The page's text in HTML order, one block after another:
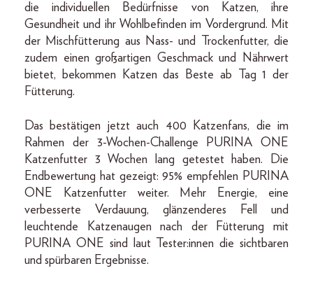
die individuellen Bedürfnisse von Katzen, ihre
Gesundheit und ihr Wohlbefinden im Vordergrund. Mit
der Mischfütterung aus Nass- und Trockenfutter, die
zudem einen großartigen Geschmack und Nährwert
bietet, bekommen Katzen das Beste ab Tag 1 der
Fütterung.
Das bestätigen jetzt auch 400 Katzenfans, die im
Rahmen der 3-Wochen-Challenge PURINA ONE
Katzenfutter 3 Wochen lang getestet haben. Die
Endbewertung hat gezeigt: 95% empfehlen PURINA
ONE Katzenfutter weiter. Mehr Energie, eine
verbesserte Verdauung, glänzenderes Fell und
leuchtende Katzenaugen nach der Fütterung mit
PURINA ONE sind laut Tester:innen die sichtbaren
und spürbaren Ergebnisse.